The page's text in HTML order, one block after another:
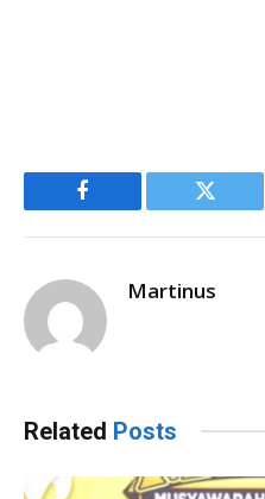
Facebook Twitter
Martinus
Related Posts